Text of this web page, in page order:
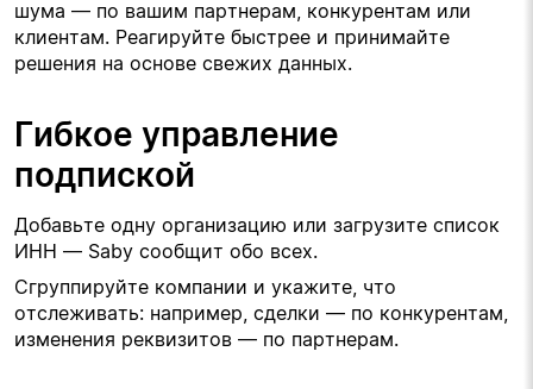
шума — по вашим партнерам, конкурентам или
клиентам. Реагируйте быстрее и принимайте
решения на основе свежих данных.
Гибкое управление
подпиской
Добавьте одну организацию или загрузите список
ИНН — Saby сообщит обо всех.
Сгруппируйте компании и укажите, что
отслеживать: например, сделки — по конкурентам,
изменения реквизитов — по партнерам.